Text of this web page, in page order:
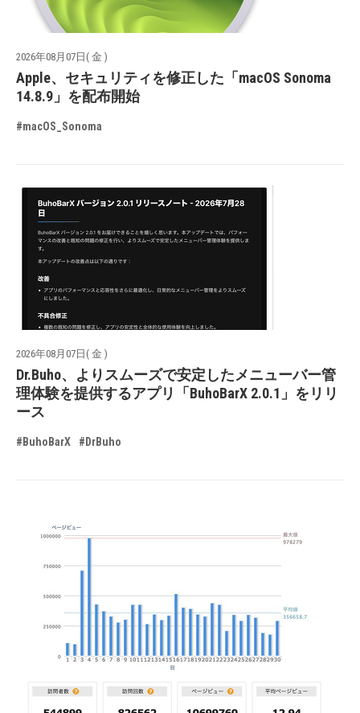
2026年08月07日( 金 )
Apple、セキュリティを修正した「macOS Sonoma
14.8.9」を配布開始
#macOS_Sonoma
2026年08月07日( 金 )
Dr.Buho、よりスムーズで安定したメニューバー管
理体験を提供するアプリ「BuhoBarX 2.0.1」をリリ
ース
#BuhoBarX #DrBuho